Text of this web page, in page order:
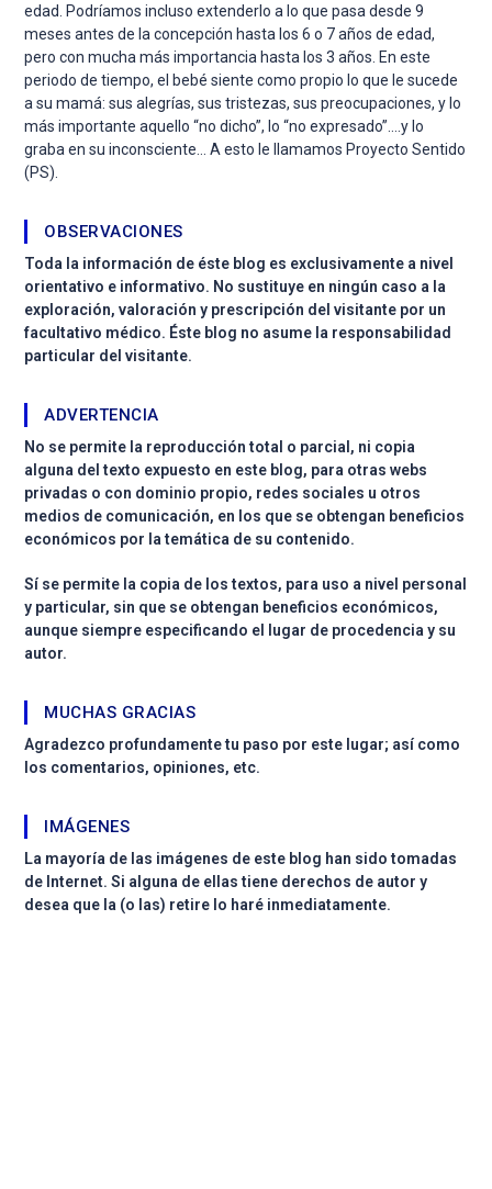
edad. Podríamos incluso extenderlo a lo que pasa desde 9
meses antes de la concepción hasta los 6 o 7 años de edad,
pero con mucha más importancia hasta los 3 años. En este
periodo de tiempo, el bebé siente como propio lo que le sucede
a su mamá: sus alegrías, sus tristezas, sus preocupaciones, y lo
más importante aquello “no dicho”, lo “no expresado”….y lo
graba en su inconsciente… A esto le llamamos Proyecto Sentido
(PS).
OBSERVACIONES
Toda la información de éste blog es exclusivamente a nivel
orientativo e informativo. No sustituye en ningún caso a la
exploración, valoración y prescripción del visitante por un
facultativo médico. Éste blog no asume la responsabilidad
particular del visitante.
ADVERTENCIA
No se permite la reproducción total o parcial, ni copia
alguna del texto expuesto en este blog, para otras webs
privadas o con dominio propio, redes sociales u otros
medios de comunicación, en los que se obtengan beneficios
económicos por la temática de su contenido.
Sí se permite la copia de los textos, para uso a nivel personal
y particular, sin que se obtengan beneficios económicos,
aunque siempre especificando el lugar de procedencia y su
autor.
MUCHAS GRACIAS
Agradezco profundamente tu paso por este lugar; así como
los comentarios, opiniones, etc.
IMÁGENES
La mayoría de las imágenes de este blog han sido tomadas
de Internet. Si alguna de ellas tiene derechos de autor y
desea que la (o las) retire lo haré inmediatamente.